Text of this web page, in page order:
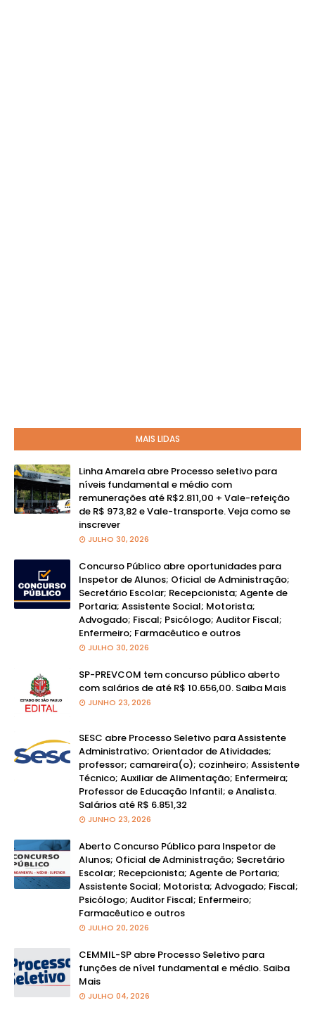
MAIS LIDAS
Linha Amarela abre Processo seletivo para
níveis fundamental e médio com
remunerações até R$2.811,00 + Vale-refeição
de R$ 973,82 e Vale-transporte. Veja como se
inscrever
JULHO 30, 2026
Concurso Público abre oportunidades para
Inspetor de Alunos; Oficial de Administração;
Secretário Escolar; Recepcionista; Agente de
Portaria; Assistente Social; Motorista;
Advogado; Fiscal; Psicólogo; Auditor Fiscal;
Enfermeiro; Farmacêutico e outros
JULHO 30, 2026
SP-PREVCOM tem concurso público aberto
com salários de até R$ 10.656,00. Saiba Mais
JUNHO 23, 2026
SESC abre Processo Seletivo para Assistente
Administrativo; Orientador de Atividades;
professor; camareira(o); cozinheiro; Assistente
Técnico; Auxiliar de Alimentação; Enfermeira;
Professor de Educação Infantil; e Analista.
Salários até R$ 6.851,32
JUNHO 23, 2026
Aberto Concurso Público para Inspetor de
Alunos; Oficial de Administração; Secretário
Escolar; Recepcionista; Agente de Portaria;
Assistente Social; Motorista; Advogado; Fiscal;
Psicólogo; Auditor Fiscal; Enfermeiro;
Farmacêutico e outros
JULHO 20, 2026
CEMMIL-SP abre Processo Seletivo para
funções de nível fundamental e médio. Saiba
Mais
JULHO 04, 2026